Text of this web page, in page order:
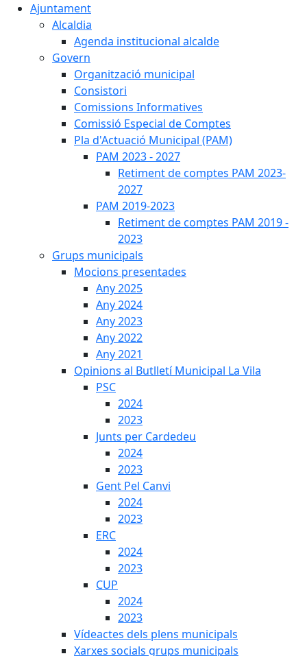
Ajuntament
Alcaldia
Agenda institucional alcalde
Govern
Organització municipal
Consistori
Comissions Informatives
Comissió Especial de Comptes
Pla d'Actuació Municipal (PAM)
PAM 2023 - 2027
Retiment de comptes PAM 2023-
2027
PAM 2019-2023
Retiment de comptes PAM 2019 -
2023
Grups municipals
Mocions presentades
Any 2025
Any 2024
Any 2023
Any 2022
Any 2021
Opinions al Butlletí Municipal La Vila
PSC
2024
2023
Junts per Cardedeu
2024
2023
Gent Pel Canvi
2024
2023
ERC
2024
2023
CUP
2024
2023
Vídeactes dels plens municipals
Xarxes socials grups municipals